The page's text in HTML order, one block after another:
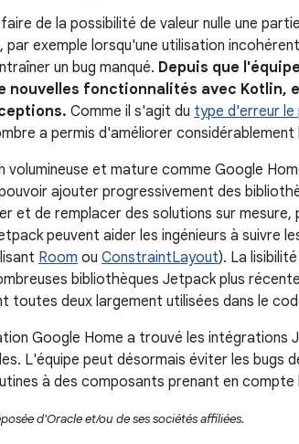
de la possibilité de valeur nulle une
exemple lorsqu'une utilisation
un bug manqué. Depuis que
nouvelles fonctionnalités avec Kotlin,
Comme il s'agit du type d'erreur le
a permis d'améliorer
volumineuse et mature comme Google
ajouter progressivement des
et de remplacer des solutions sur
peuvent aider les ingénieurs à suivre
Room ou ConstraintLayout). La
bibliothèques Jetpack plus
toutes deux largement utilisées dans le
Google Home a trouvé les intégrations
L'équipe peut désormais éviter les bugs
à des composants prenant en compte
d'Oracle et/ou de ses sociétés affiliées.